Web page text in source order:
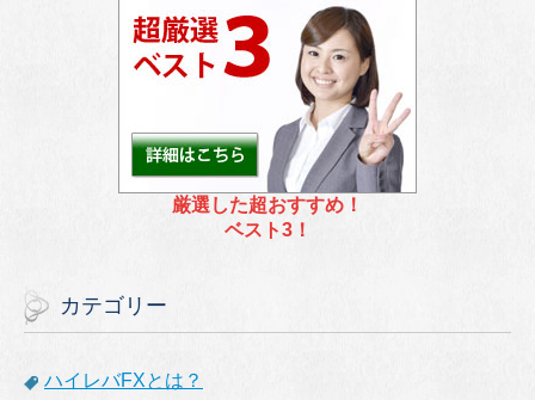
厳選した超おすすめ！
ベスト3！
カテゴリー
ハイレバFXとは？